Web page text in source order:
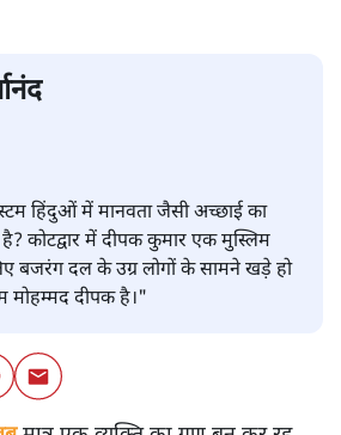
हिंदुओं में मानवता जैसी अच्छाई का
कोटद्वार में दीपक कुमार एक मुस्लिम
बजरंग दल के उग्र लोगों के सामने खड़े हो
मोहम्मद दीपक है।"